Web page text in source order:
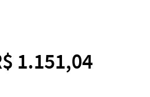
1.151,04